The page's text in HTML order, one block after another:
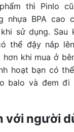
thì Pinlo
nhựa BPA cao
sử dụng. Sau
thể đậy nắp
hơn khi mua ở
hoạt bạn có
balo và đem đi
với người